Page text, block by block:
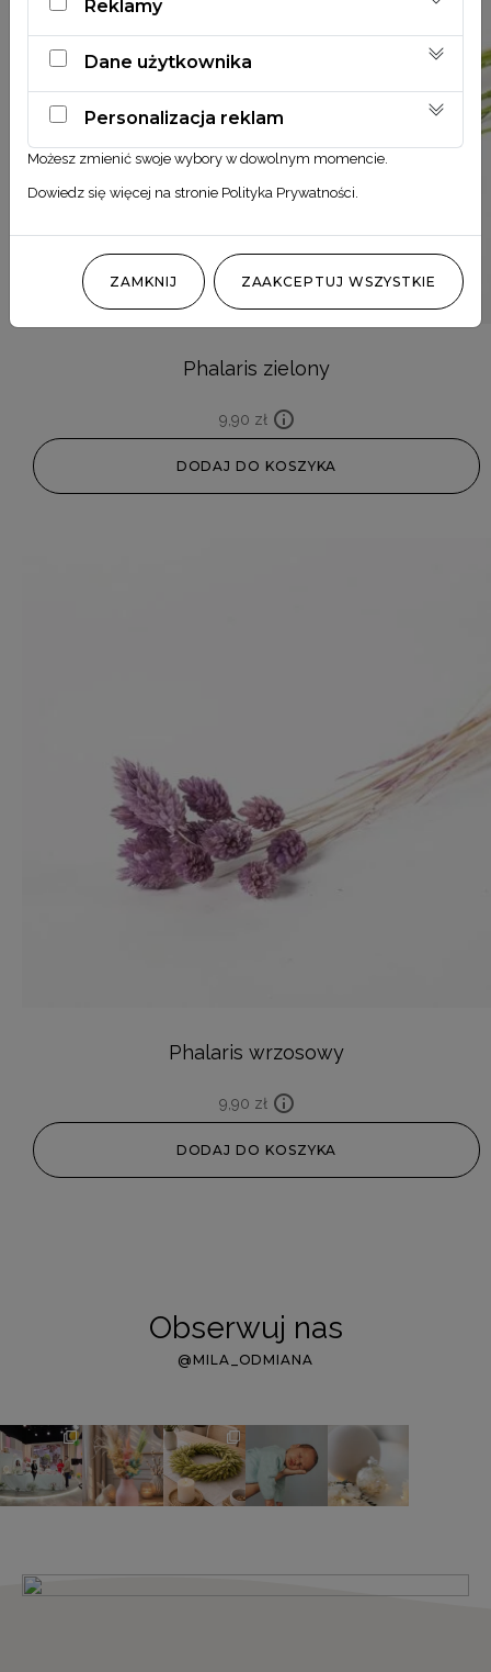
Phalaris zielony
9,90 zł
DODAJ DO KOSZYKA
Phalaris wrzosowy
9,90 zł
DODAJ DO KOSZYKA
Obserwuj nas
@MILA_ODMIANA
Reklamy
Dane użytkownika
Personalizacja reklam
Możesz zmienić swoje wybory w dowolnym momencie.
Dowiedz się więcej na stronie Polityka Prywatności.
ZAMKNIJ ZAAKCEPTUJ WSZYSTKIE